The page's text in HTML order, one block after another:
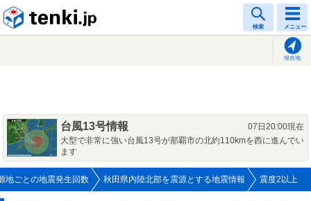
検索 メニュー
現在地
台風13号情報
07日20:00現在
大型で非常に強い台風13号が那覇市の北約110kmを西に進んでい
ます
地ごとの地震発生回数 秋田県内陸北部を震源とする地震情報 震度2以上